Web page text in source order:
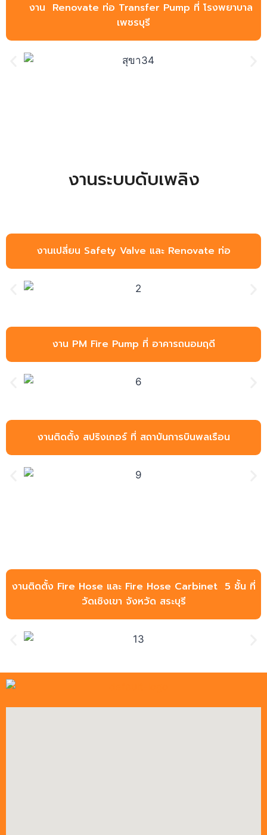
งาน Renovate ท่อ Transfer Pump ที่ โรงพยาบาล
เพชรบุรี
งานระบบดับเพลิง
งานเปลี่ยน Safety Valve และ Renovate ท่อ
งาน PM Fire Pump ที่ อาคารถนอมฤดี
งานติดตั้ง สปริงเกอร์ ที่ สถาบันการบินพลเรือน
งานติดตั้ง Fire Hose และ Fire Hose Carbinet 5 ชั้น ที่
วัดเชิงเขา จังหวัด สระบุรี